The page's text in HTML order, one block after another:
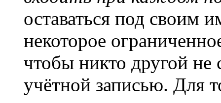
оставаться под своим
некоторое
чтобы никто другой не
учётной записью. Для